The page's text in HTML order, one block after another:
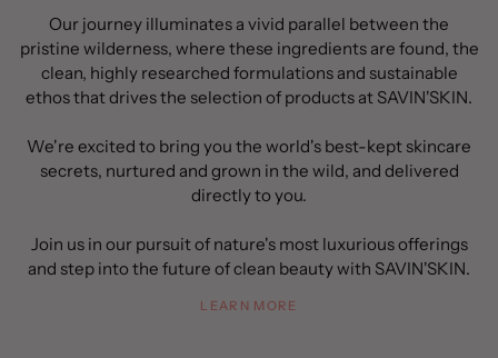
Our journey illuminates a vivid parallel between the
pristine wilderness, where these ingredients are found, the
clean, highly researched formulations and sustainable
ethos that drives the selection of products at SAVIN'SKIN.
We're excited to bring you the world's best-kept skincare
secrets, nurtured and grown in the wild, and delivered
directly to you.
Join us in our pursuit of nature's most luxurious offerings
and step into the future of clean beauty with SAVIN'SKIN.
LEARN MORE